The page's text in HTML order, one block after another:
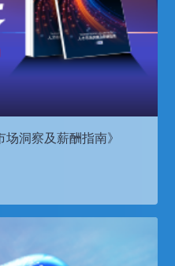
洞察及薪酬指南》